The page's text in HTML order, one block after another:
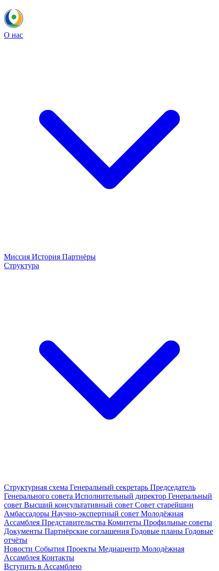
О нас
Миссия История Партнёры
Структура
Структурная схема Генеральный секретарь Председатель
Генерального совета Исполнительный директор Генеральный
совет Высший консультативный совет Совет старейшин
Амбассадоры Научно-экспертный совет Молодёжная
Ассамблея Представительства Комитеты Профильные советы
Документы Партнёрские соглашения Годовые планы Годовые
отчёты
Новости События Проекты Медиацентр Молодёжная
Ассамблея Контакты
Вступить в Ассамблею